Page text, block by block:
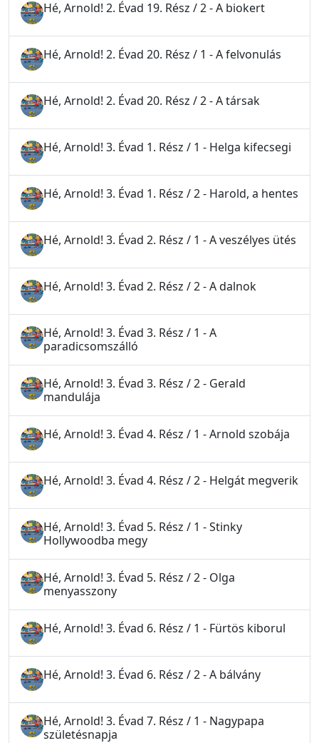
Hé, Arnold! 2. Évad 19. Rész / 2 - A biokert
Hé, Arnold! 2. Évad 20. Rész / 1 - A felvonulás
Hé, Arnold! 2. Évad 20. Rész / 2 - A társak
Hé, Arnold! 3. Évad 1. Rész / 1 - Helga kifecsegi
Hé, Arnold! 3. Évad 1. Rész / 2 - Harold, a hentes
Hé, Arnold! 3. Évad 2. Rész / 1 - A veszélyes ütés
Hé, Arnold! 3. Évad 2. Rész / 2 - A dalnok
Hé, Arnold! 3. Évad 3. Rész / 1 - A
paradicsomszálló
Hé, Arnold! 3. Évad 3. Rész / 2 - Gerald
mandulája
Hé, Arnold! 3. Évad 4. Rész / 1 - Arnold szobája
Hé, Arnold! 3. Évad 4. Rész / 2 - Helgát megverik
Hé, Arnold! 3. Évad 5. Rész / 1 - Stinky
Hollywoodba megy
Hé, Arnold! 3. Évad 5. Rész / 2 - Olga
menyasszony
Hé, Arnold! 3. Évad 6. Rész / 1 - Fürtös kiborul
Hé, Arnold! 3. Évad 6. Rész / 2 - A bálvány
Hé, Arnold! 3. Évad 7. Rész / 1 - Nagypapa
születésnapja